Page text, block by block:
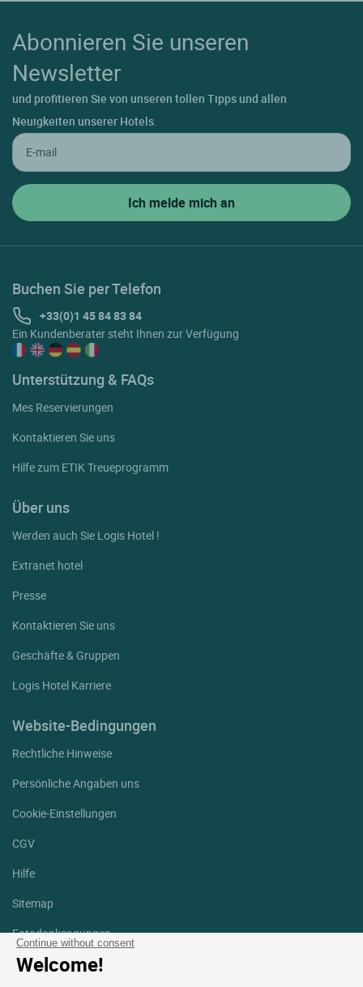
Continue without consent
Welcome!
Abonnieren Sie unseren
Newsletter
und profitieren Sie von unseren tollen Tipps und allen
Neuigkeiten unserer Hotels.
Buchen Sie per Telefon
+33(0)1 45 84 83 84
Ein Kundenberater steht Ihnen zur Verfügung
Unterstützung & FAQs
Mes Reservierungen
Kontaktieren Sie uns
Hilfe zum ETIK Treueprogramm
Über uns
Werden auch Sie Logis Hotel !
Extranet hotel
Presse
Kontaktieren Sie uns
Geschäfte & Gruppen
Logis Hotel Karriere
Website-Bedingungen
Rechtliche Hinweise
Persönliche Angaben uns
Cookie-Einstellungen
CGV
Hilfe
Sitemap
Fotodanksagungen
Folgen Sie uns